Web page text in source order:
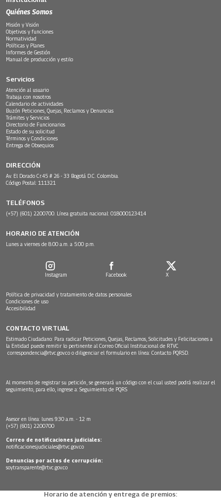
Quiénes Somos
Misión y Visión
Objetivos y funciones
Normatividad
Políticas y Planes
Informes de Gestión
Manual de producción y estilo
Servicios
Atención al usuario
Trabaja con nosotros
Calendario de actividades
Buzón Peticiones, Quejas, Reclamos y Denuncias
Trámites y Servicios
Directorio de Funcionarios
Estado de su solicitud
Términos y Condiciones
Entrega de Obsequios
DIRECCIÓN
Av. El Dorado Cr.45 # 26 - 33 Bogotá D.C. Colombia.
Código Postal: 111321
TELÉFONOS
(+57) (601) 2200700. Línea gratuita nacional: 018000123414
HORARIO DE ATENCIÓN
Lunes a viernes de 8:00 a.m. a 5:00 p.m.
Instagram Facebook X
Política de privacidad y tratamiento de datos personales
Condiciones de uso
Accesibilidad
CONTACTO VIRTUAL
Estimado Ciudadano: Para radicar Peticiones, Quejas, Reclamos, Solicitudes y Felicitaciones a
la Entidad puede remitir lo pertinente al Correo Oficial Institucional de RTVC
correspondencia@rtvc.gov.co o diligenciar el formulario en línea: Contacto PQRSD.
Al momento de registrar su petición, se generará un código con el cual usted podrá realizar el
seguimiento, para ello, ingrese a: Seguimiento de PQRS
Asesor en línea: lunes 9:30 a.m. - 12 m
(+57) (601) 2200700
Correo de notificaciones judiciales:
notificacionesjudiciales@rtvc.gov.co
Denuncias por actos de corrupción:
soytransparente@rtvc.gov.co
Horario de atención y entrega de premios: